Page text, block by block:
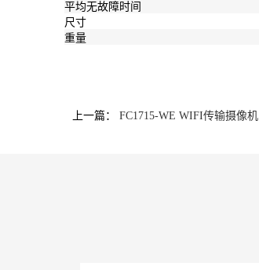
平均无故障时间
尺寸
重量
上一篇： FC1715-WE WIFI传输摄像机